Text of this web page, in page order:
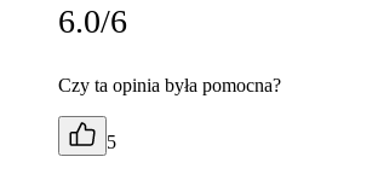
6.0/6
Czy ta opinia była pomocna?
5